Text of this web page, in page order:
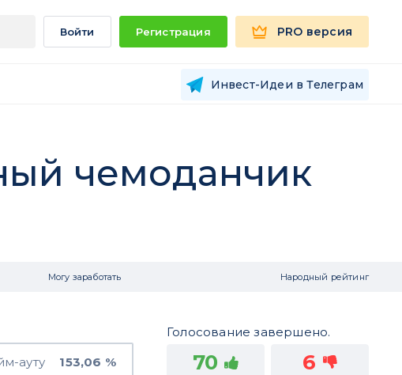
Войти Регистрация PRO версия
Инвест-Идеи в Телеграм
чемоданчик
Могу заработать Народный рейтинг
ауту 153,06 %
Голосование завершено.
70 6